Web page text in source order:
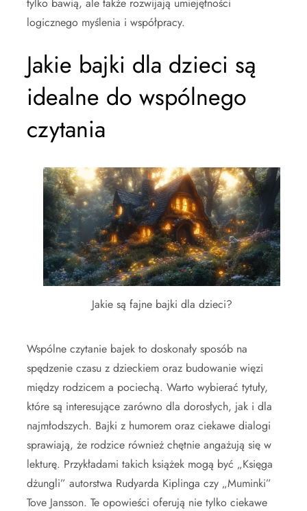
logicznego myślenia i współpracy.
Jakie bajki dla dzieci są
idealne do wspólnego
czytania
Jakie są fajne bajki dla dzieci?
Wspólne czytanie bajek to doskonały sposób na
spędzenie czasu z dzieckiem oraz budowanie więzi
między rodzicem a pociechą. Warto wybierać tytuły,
które są interesujące zarówno dla dorosłych, jak i dla
najmłodszych. Bajki z humorem oraz ciekawe dialogi
sprawiają, że rodzice również chętnie angażują się w
lekturę. Przykładami takich książek mogą być „Księga
dżungli” autorstwa Rudyarda Kiplinga czy „Muminki”
Tove Jansson. Te opowieści oferują nie tylko ciekawe